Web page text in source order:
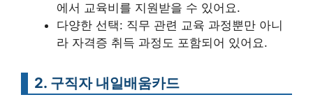
에서 교육비를 지원받을 수 있어요.
다양한 선택: 직무 관련 교육 과정뿐만 아니
라 자격증 취득 과정도 포함되어 있어요.
2. 구직자 내일배움카드